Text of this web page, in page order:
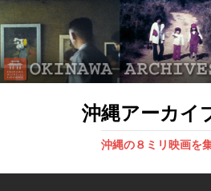
沖縄アーカイ
沖縄の８ミリ映画を